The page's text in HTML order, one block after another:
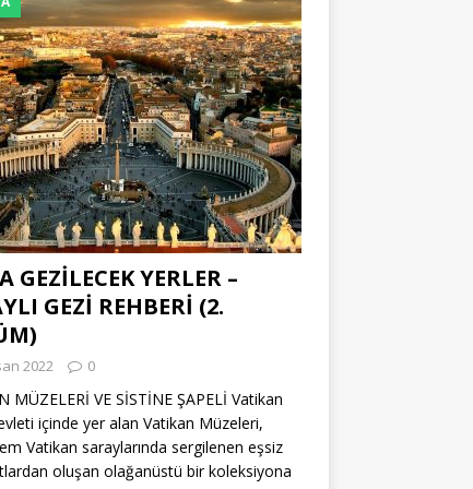
GEZİLECEK YERLER –
GEZİ REHBERİ (2.
2022 0
MÜZELERİ VE SİSTİNE ŞAPELİ Vatikan
içinde yer alan Vatikan Müzeleri,
Vatikan saraylarında sergilenen eşsiz
oluşan olağanüstü bir koleksiyona